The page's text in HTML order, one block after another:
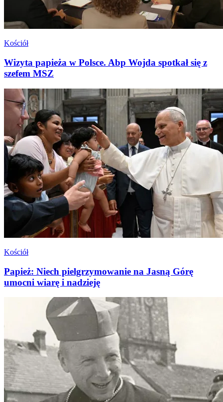
Kościół
Wizyta papieża w Polsce. Abp Wojda spotkał się z
szefem MSZ
Kościół
Papież: Niech pielgrzymowanie na Jasną Górę
umocni wiarę i nadzieję